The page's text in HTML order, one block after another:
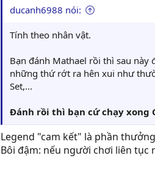
ducanh6988 nói:
Tính theo nhân vật.
Bạn đánh Mathael rồi thì sau này
những thứ rớt ra hên xui như
Set,...
Đánh rồi thì bạn cứ chạy xong
Legend "cam kết" là phần
Bôi đậm: nếu người chơi liên tục